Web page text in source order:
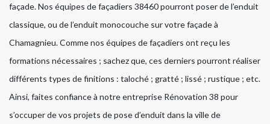
façade. Nos équipes de façadiers 38460 pourront poser de l’enduit
classique, ou de l’enduit monocouche sur votre façade à
Chamagnieu. Comme nos équipes de façadiers ont reçu les
formations nécessaires ; sachez que, ces derniers pourront réaliser
différents types de finitions : taloché ; gratté ; lissé ; rustique ; etc.
Ainsi, faites confiance à notre entreprise Rénovation 38 pour
s’occuper de vos projets de pose d’enduit dans la ville de